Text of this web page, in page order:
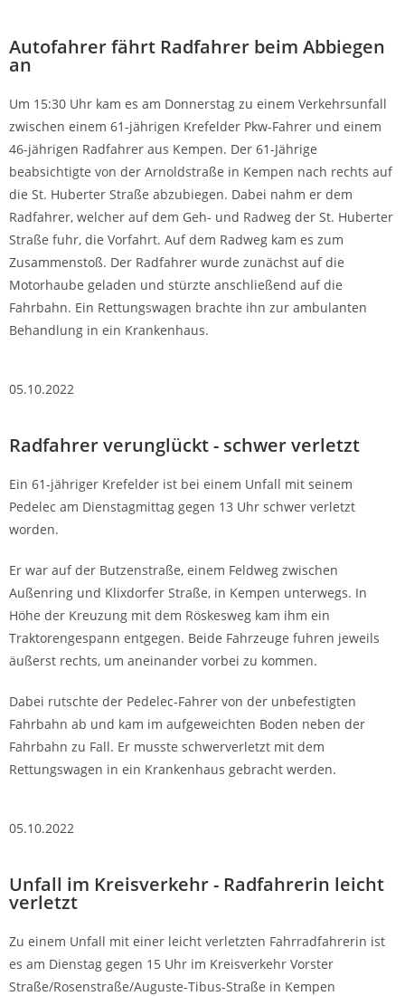
Autofahrer fährt Radfahrer beim Abbiegen
an
Um 15:30 Uhr kam es am Donnerstag zu einem Verkehrsunfall
zwischen einem 61-jährigen Krefelder Pkw-Fahrer und einem
46-jährigen Radfahrer aus Kempen. Der 61-Jährige
beabsichtigte von der Arnoldstraße in Kempen nach rechts auf
die St. Huberter Straße abzubiegen. Dabei nahm er dem
Radfahrer, welcher auf dem Geh- und Radweg der St. Huberter
Straße fuhr, die Vorfahrt. Auf dem Radweg kam es zum
Zusammenstoß. Der Radfahrer wurde zunächst auf die
Motorhaube geladen und stürzte anschließend auf die
Fahrbahn. Ein Rettungswagen brachte ihn zur ambulanten
Behandlung in ein Krankenhaus.
05.10.2022
Radfahrer verunglückt - schwer verletzt
Ein 61-jähriger Krefelder ist bei einem Unfall mit seinem
Pedelec am Dienstagmittag gegen 13 Uhr schwer verletzt
worden.
Er war auf der Butzenstraße, einem Feldweg zwischen
Außenring und Klixdorfer Straße, in Kempen unterwegs. In
Höhe der Kreuzung mit dem Röskesweg kam ihm ein
Traktorengespann entgegen. Beide Fahrzeuge fuhren jeweils
äußerst rechts, um aneinander vorbei zu kommen.
Dabei rutschte der Pedelec-Fahrer von der unbefestigten
Fahrbahn ab und kam im aufgeweichten Boden neben der
Fahrbahn zu Fall. Er musste schwerverletzt mit dem
Rettungswagen in ein Krankenhaus gebracht werden.
05.10.2022
Unfall im Kreisverkehr - Radfahrerin leicht
verletzt
Zu einem Unfall mit einer leicht verletzten Fahrradfahrerin ist
es am Dienstag gegen 15 Uhr im Kreisverkehr Vorster
Straße/Rosenstraße/Auguste-Tibus-Straße in Kempen